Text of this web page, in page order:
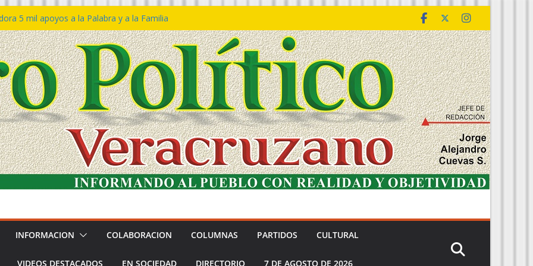
5 mil apoyos a la Palabra y a la Familia
Declaraciones de Procedencia en contra
𝙂𝙤𝙗𝙞𝙚𝙧𝙣𝙤 𝙙𝙚𝙡 𝙀𝙨𝙩𝙖𝙙𝙤 𝙖 𝙙𝙞𝙨𝙛𝙧𝙪𝙩𝙖𝙧
𝙙𝙚𝙡 𝙈𝙖𝙧 𝙚𝙣 𝘾𝙤𝙖𝙩𝙯𝙖𝙘𝙤𝙖𝙡𝙘𝙤𝙨
de policías con vocación de servicio y
SSP
Bravo rechaza acusaciones y asegura que
solicitud de desafuero
INFORMACION COLABORACION COLUMNAS PARTIDOS CULTURAL
VIDEOS DESTACADOS EN SOCIEDAD DIRECTORIO 7 DE AGOSTO DE 2026